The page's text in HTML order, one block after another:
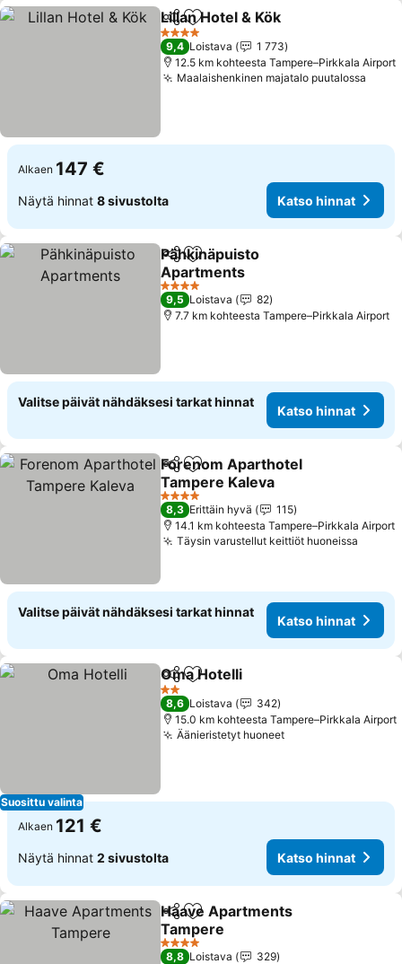
Jaa Lisää suosikkeihin
Lillan Hotel & Kök
4 Tähtiluokitus
9,4 Loistava
1 773
12.5 km kohteesta Tampere–Pirkkala Airport
Maalaishenkinen majatalo puutalossa
Alkaen 147 €
Näytä hinnat 8 sivustolta Katso hinnat
Jaa Lisää suosikkeihin
Pähkinäpuisto
Apartments
Katso hinnat
4 Tähtiluokitus
9,5 Loistava
82
7.7 km kohteesta Tampere–Pirkkala Airport
Valitse päivät nähdäksesi tarkat hinnat
Katso hinnat
Jaa Lisää suosikkeihin
Forenom Aparthotel
Tampere Kaleva
Katso hinnat
4 Tähtiluokitus
8,3 Erittäin hyvä
115
14.1 km kohteesta Tampere–Pirkkala Airport
Täysin varustellut keittiöt huoneissa
Valitse päivät nähdäksesi tarkat hinnat
Katso hinnat
Suosittu valinta
Jaa Lisää suosikkeihin
Oma Hotelli
2 Tähtiluokitus
8,6 Loistava
342
15.0 km kohteesta Tampere–Pirkkala Airport
Äänieristetyt huoneetKatso hinnat
Alkaen 121 €
Näytä hinnat 2 sivustolta Katso hinnat
Jaa Lisää suosikkeihin
Haave Apartments
Tampere
Katso hinnat
4 Tähtiluokitus
8,8 Loistava
329